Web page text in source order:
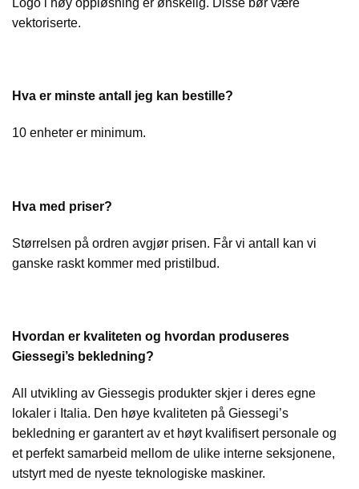
vektoriserte.
Hva er minste antall jeg kan bestille?
10 enheter er minimum.
Hva med priser?
Størrelsen på ordren avgjør prisen. Får vi antall kan vi
ganske raskt kommer med pristilbud.
Hvordan er kvaliteten og hvordan produseres
Giessegi’s bekledning?
All utvikling av Giessegis produkter skjer i deres egne
lokaler i Italia. Den høye kvaliteten på Giessegi’s
bekledning er garantert av et høyt kvalifisert personale og
et perfekt samarbeid mellom de ulike interne seksjonene,
utstyrt med de nyeste teknologiske maskiner.